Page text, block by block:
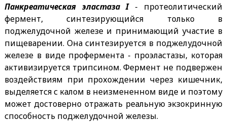
Панкреатическая эластаза I- протеолитический
фермент, синтезирующийся только в
поджелудочной железе и принимающий участие в
пищеварении. Она синтезируется в поджелудочной
железе в виде профермента - проэластазы, которая
активизируется трипсином. Фермент не подвержен
воздействиям при прохождении через кишечник,
выделяется с калом в неизмененном виде и поэтому
может достоверно отражать реальную экзокринную
способность поджелудочной железы.